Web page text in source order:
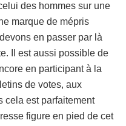
des hommes sur une
marque de mépris
en passer par là
Il est aussi possible de
en participant à la
de votes, aux
cela est parfaitement
figure en pied de cet